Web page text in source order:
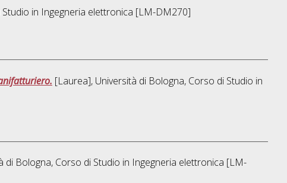
in Ingegneria elettronica [LM-DM270]
[Laurea], Università di Bologna, Corso di Studio in
di Bologna, Corso di Studio in Ingegneria elettronica [LM-